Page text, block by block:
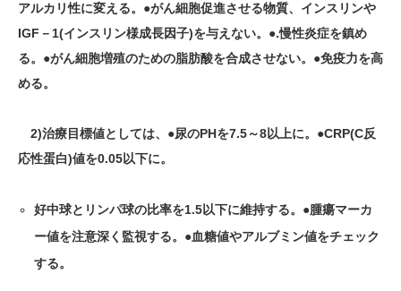
アルカリ性に変える。●がん細胞促進させる物質、インスリンや
IGF－1(インスリン様成長因子)を与えない。●.慢性炎症を鎮め
る。●がん細胞増殖のための脂肪酸を合成させない。●免疫力を高
める。
2)治療目標値としては、●尿のPHを7.5～8以上に。●CRP(C反
応性蛋白)値を0.05以下に。
好中球とリンパ球の比率を1.5以下に維持する。●腫瘍マーカ
ー値を注意深く監視する。●血糖値やアルブミン値をチェック
する。